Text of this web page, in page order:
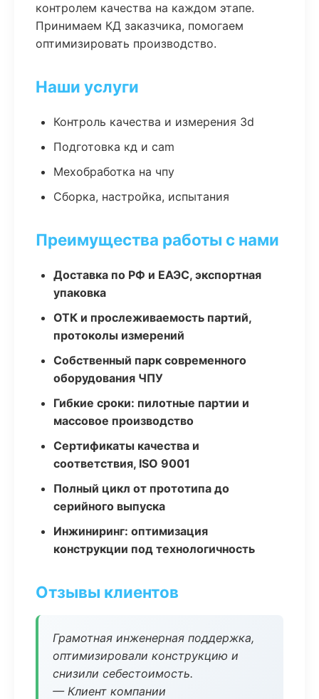
контролем качества на каждом этапе.
Принимаем КД заказчика, помогаем
оптимизировать производство.
Наши услуги
Контроль качества и измерения 3d
Подготовка кд и cam
Мехобработка на чпу
Сборка, настройка, испытания
Преимущества работы с нами
Доставка по РФ и ЕАЭС, экспортная
упаковка
ОТК и прослеживаемость партий,
протоколы измерений
Собственный парк современного
оборудования ЧПУ
Гибкие сроки: пилотные партии и
массовое производство
Сертификаты качества и
соответствия, ISO 9001
Полный цикл от прототипа до
серийного выпуска
Инжиниринг: оптимизация
конструкции под технологичность
Отзывы клиентов
Грамотная инженерная поддержка,
оптимизировали конструкцию и
снизили себестоимость.
— Клиент компании